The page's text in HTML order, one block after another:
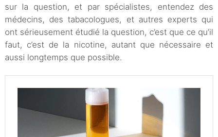
sur la question, et par spécialistes, entendez des
médecins, des tabacologues, et autres experts qui
ont sérieusement étudié la question, c’est que ce qu’il
faut, c’est de la nicotine, autant que nécessaire et
aussi longtemps que possible.